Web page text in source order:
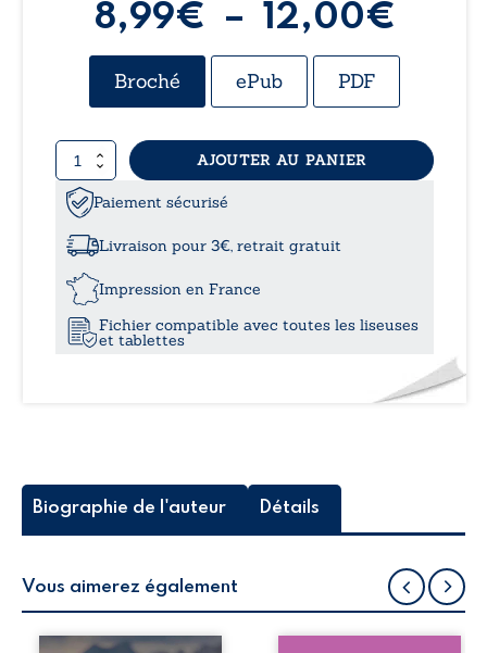
8,99€ – 12,00€
de
Broché ePub PDF
quantité
de
Le
chasseur
de
AJOUTER AU PANIER
Paiement sécurisé
Livraison pour 3€, retrait gratuit
Impression en France
Fichier compatible avec toutes les liseuses
et tablettes
Biographie de l'auteur Détails
Vous aimerez également